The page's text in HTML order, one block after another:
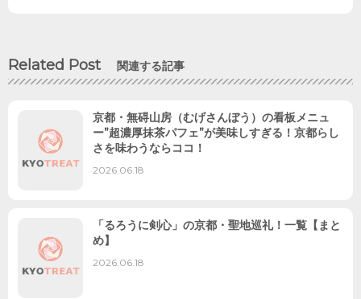
Related Post 関連する記事
京都・無碍山房（むげさんぼう）の看板メニュ
ー”超濃厚抹茶パフェ”が美味しすぎる！京都らし
さを味わうならココ！
2026.06.18
「るろうに剣心」の京都・聖地巡礼！一覧【まと
め】
2026.06.18